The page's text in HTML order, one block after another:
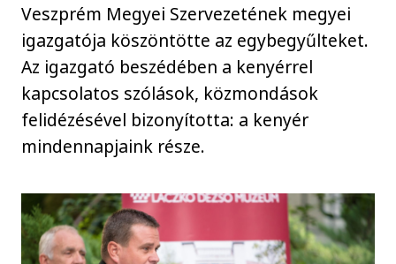
Veszprém Megyei Szervezetének megyei
igazgatója köszöntötte az egybegyűlteket.
Az igazgató beszédében a kenyérrel
kapcsolatos szólások, közmondások
felidézésével bizonyította: a kenyér
mindennapjaink része.